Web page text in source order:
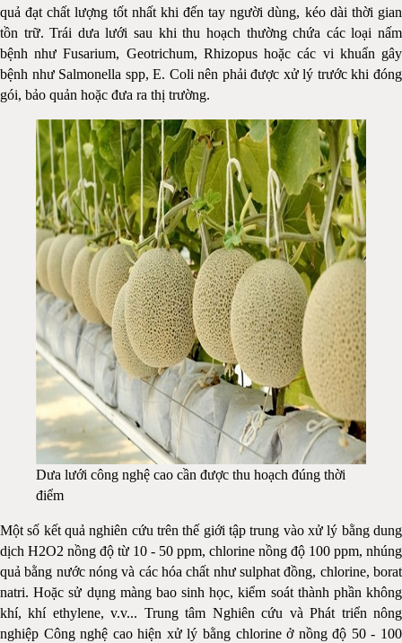
quả đạt chất lượng tốt nhất khi đến tay người dùng, kéo dài thời gian
tồn trữ. Trái dưa lưới sau khi thu hoạch thường chứa các loại nấm
bệnh như Fusarium, Geotrichum, Rhizopus hoặc các vi khuẩn gây
bệnh như Salmonella spp, E. Coli nên phải được xử lý trước khi đóng
gói, bảo quản hoặc đưa ra thị trường.
Dưa lưới công nghệ cao cần được thu hoạch đúng thời
điểm
Một số kết quả nghiên cứu trên thế giới tập trung vào xử lý bằng dung
dịch H2O2 nồng độ từ 10 - 50 ppm, chlorine nồng độ 100 ppm, nhúng
quả bằng nước nóng và các hóa chất như sulphat đồng, chlorine, borat
natri. Hoặc sử dụng màng bao sinh học, kiểm soát thành phần không
khí, khí ethylene, v.v... Trung tâm Nghiên cứu và Phát triển nông
nghiệp Công nghệ cao hiện xử lý bằng chlorine ở nồng độ 50 - 100